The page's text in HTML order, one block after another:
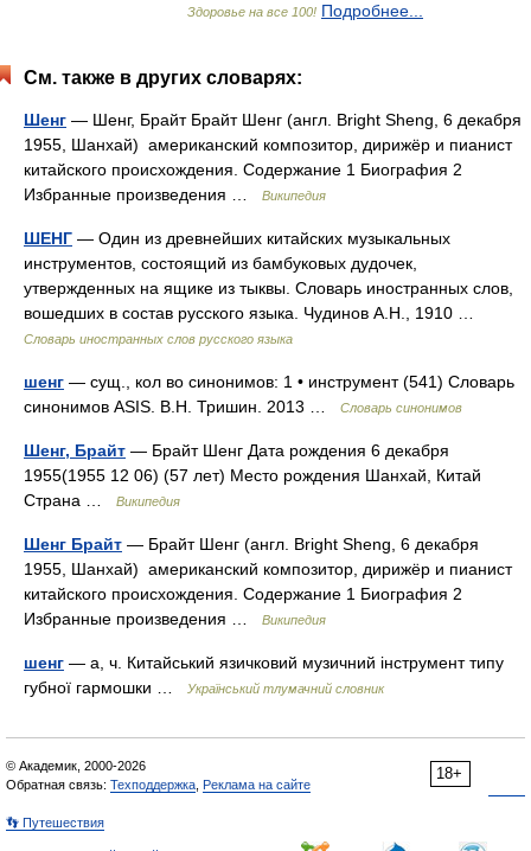
Здоровье на все 100! Подробнее...
См. также в других словарях:
Шенг — Шенг, Брайт Брайт Шенг (англ. Bright Sheng, 6 декабря
1955, Шанхай) американский композитор, дирижёр и пианист
китайского происхождения. Содержание 1 Биография 2
Избранные произведения …
Википедия
ШЕНГ — Один из древнейших китайских музыкальных
инструментов, состоящий из бамбуковых дудочек,
утвержденных на ящике из тыквы. Словарь иностранных слов,
вошедших в состав русского языка. Чудинов А.Н., 1910 …
Словарь иностранных слов русского языка
шенг — сущ., кол во синонимов: 1 • инструмент (541) Словарь
синонимов ASIS. В.Н. Тришин. 2013 …
Словарь синонимов
Шенг, Брайт — Брайт Шенг Дата рождения 6 декабря
1955(1955 12 06) (57 лет) Место рождения Шанхай, Китай
Страна …
Википедия
Шенг Брайт — Брайт Шенг (англ. Bright Sheng, 6 декабря
1955, Шанхай) американский композитор, дирижёр и пианист
китайского происхождения. Содержание 1 Биография 2
Избранные произведения …
Википедия
шенг — а, ч. Китайський язичковий музичний інструмент типу
губної гармошки …
Український тлумачний словник
18+
© Академик, 2000-2026
Обратная связь: Техподдержка Реклама на сайте
👣 Путешествия